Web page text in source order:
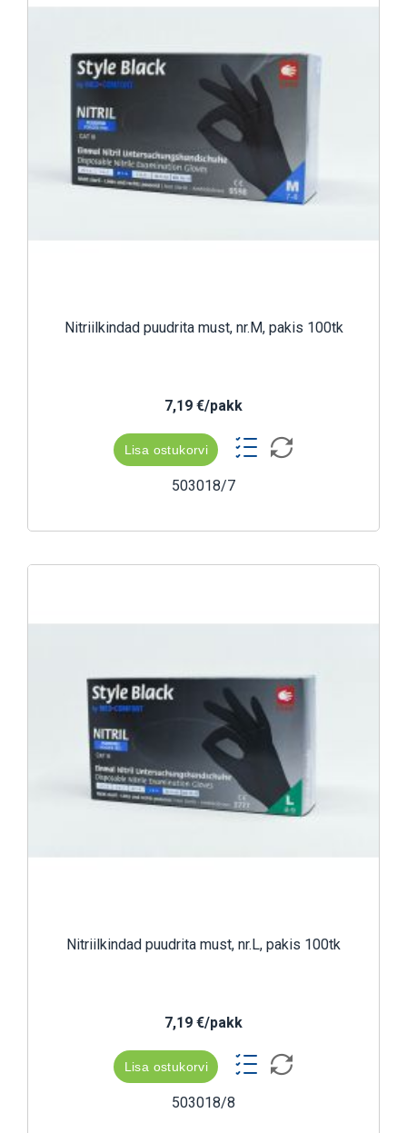
Nitriilkindad puudrita must, nr.M, pakis 100tk
7,19 €/pakk
Lisa ostukorvi
503018/7
Nitriilkindad puudrita must, nr.L, pakis 100tk
7,19 €/pakk
Lisa ostukorvi
503018/8